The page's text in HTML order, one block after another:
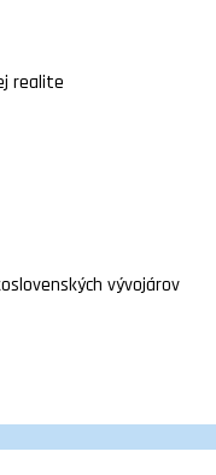
realite
vývojárov